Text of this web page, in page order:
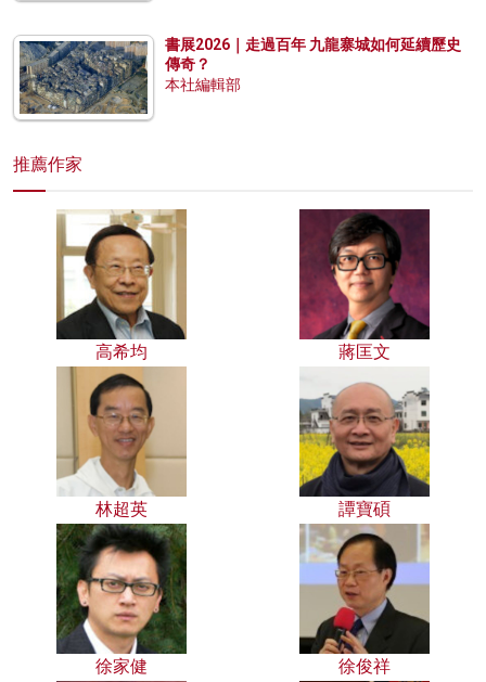
書展2026｜走過百年 九龍寨城如何延續歷史
傳奇？
本社編輯部
推薦作家
高希均 蔣匡文
林超英 譚寶碩
徐家健 徐俊祥